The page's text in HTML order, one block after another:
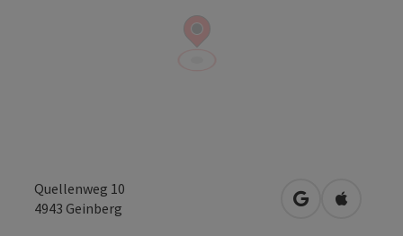
Quellenweg 10
4943 Geinberg Openen inOpenen